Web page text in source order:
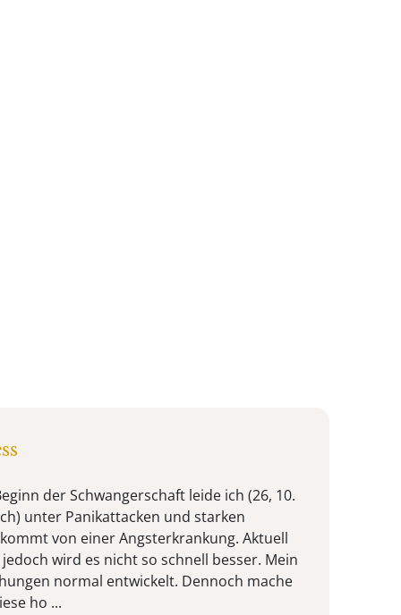
der Schwangerschaft leide ich (26, 10.
unter Panikattacken und starken
von einer Angsterkrankung. Aktuell
wird es nicht so schnell besser. Mein
normal entwickelt. Dennoch mache
ho ...